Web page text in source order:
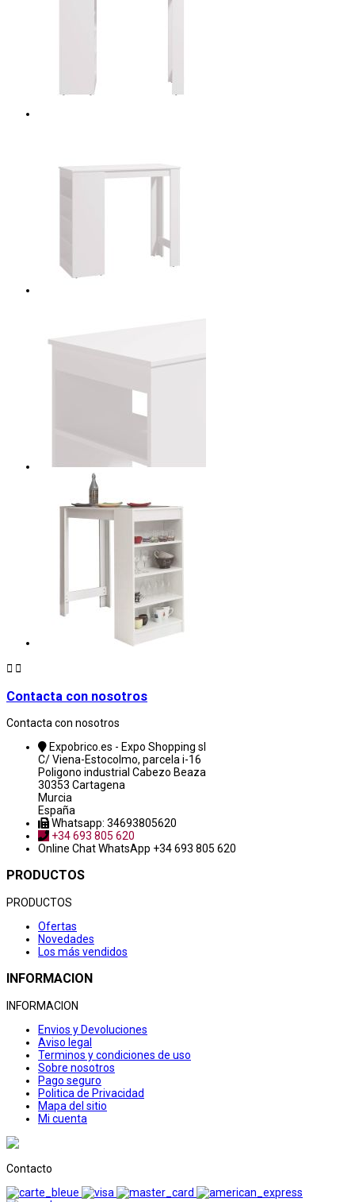
 
Contacta con nosotros
Contacta con nosotros
Expobrico.es - Expo Shopping sl
C/ Viena-Estocolmo, parcela i-16
Poligono industrial Cabezo Beaza
30353 Cartagena
Murcia
España
Whatsapp: 34693805620
+34 693 805 620
Online ChatWhatsApp +34 693 805 620
PRODUCTOS
PRODUCTOS
Ofertas
Novedades
Los más vendidos
INFORMACION
INFORMACION
Envios y Devoluciones
Aviso legal
Terminos y condiciones de uso
Sobre nosotros
Pago seguro
Politica de Privacidad
Mapa del sitio
Mi cuenta
Contacto